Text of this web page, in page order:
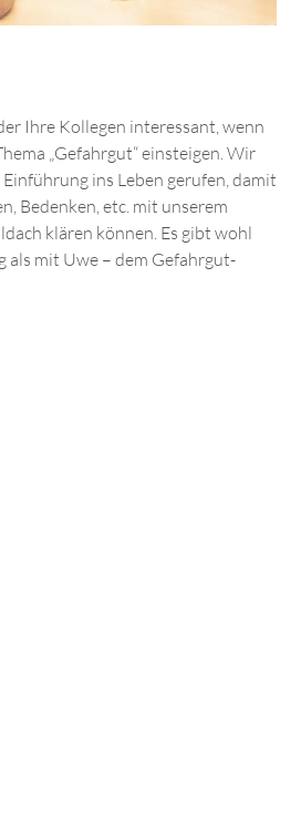
Ihre Kollegen interessant, wenn
„Gefahrgut“ einsteigen. Wir
ins Leben gerufen, damit
Bedenken, etc. mit unserem
klären können. Es gibt wohl
als mit Uwe – dem Gefahrgut-